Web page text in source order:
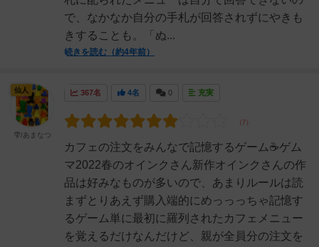
で、なかなか自分の手札が回答されずにやきも
きすることも。「ぬ...
続きを読む（約4年前）
367名 4名 0 充実
カフェの注文をみんなで記憶するゲーム☕️ゲム
マ2022春のオインクさん新作オインクさんの作
品は好みなものが多いので、あまりルールは読
まずとりあえず購入端的にめっっっちゃ記憶す
るゲーム単に最初に羅列されたカフェメニュー
を覚えるだけなんだけど、親が全員分の注文を
仙人
雫/あまなつ